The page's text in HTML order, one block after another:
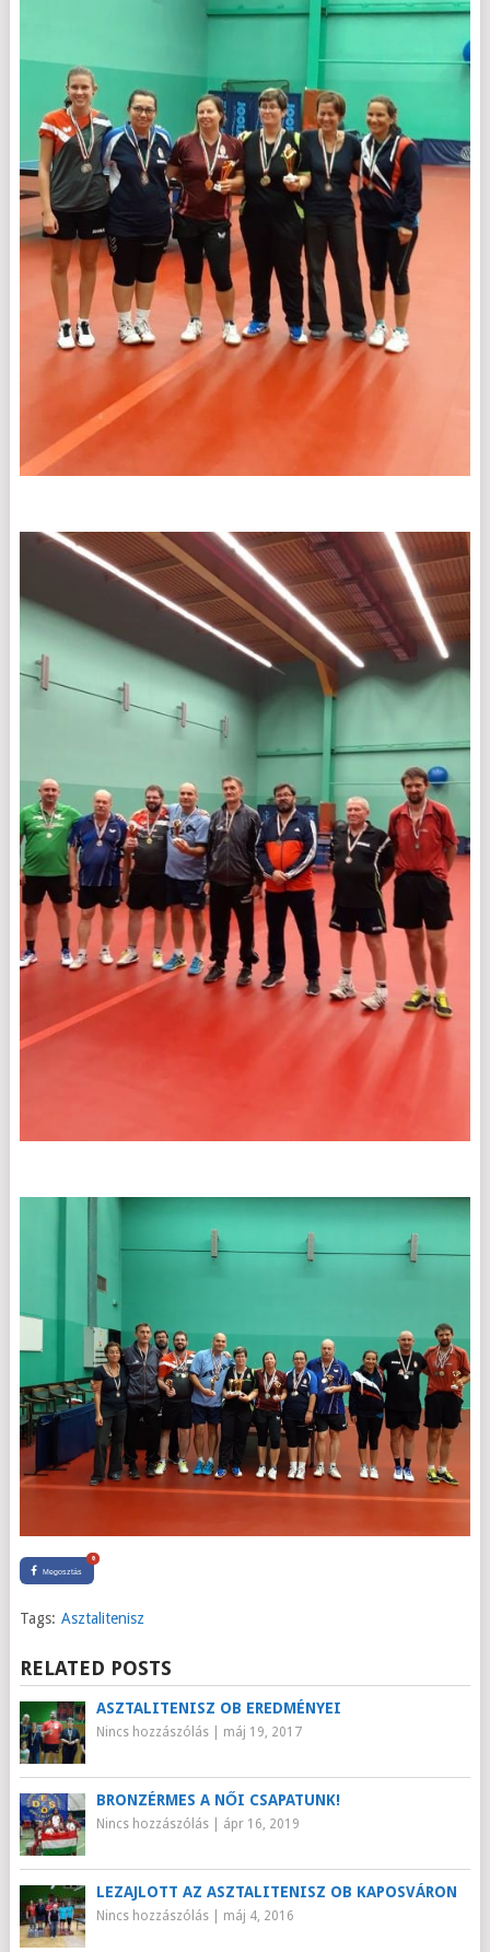
Megosztás
0
Tags: Asztalitenisz
RELATED POSTS
ASZTALITENISZ OB EREDMÉNYEI
Nincs hozzászólás| máj 19, 2017
BRONZÉRMES A NŐI CSAPATUNK!
Nincs hozzászólás| ápr 16, 2019
LEZAJLOTT AZ ASZTALITENISZ OB KAPOSVÁRON
Nincs hozzászólás| máj 4, 2016